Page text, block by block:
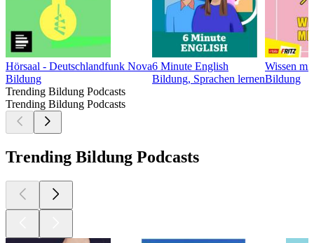
Hörsaal - Deutschlandfunk Nova
Bildung
6 Minute English
Bildung, Sprachen lernen
Wissen
Bildung
Trending Bildung Podcasts
Trending Bildung Podcasts
Trending Bildung Podcasts